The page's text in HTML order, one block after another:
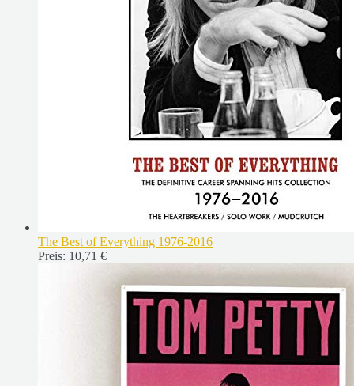
The Best of Everything 1976-2016
Preis: 10,71 €